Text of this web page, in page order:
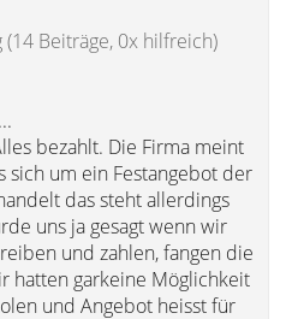
(14 Beiträge, 0x hilfreich)
bezahlt. Die Firma meint
sich um ein Festangebot der
das steht allerdings
uns ja gesagt wenn wir
und zahlen, fangen die
hatten garkeine Möglichkeit
und Angebot heisst für